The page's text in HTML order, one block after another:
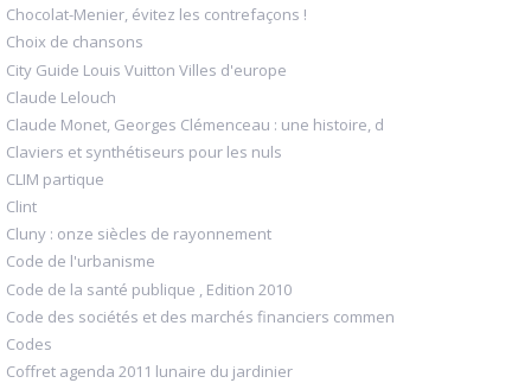
Chocolat-Menier, évitez les contrefaçons !
Choix de chansons
City Guide Louis Vuitton Villes d'europe
Claude Lelouch
Claude Monet, Georges Clémenceau : une histoire, d
Claviers et synthétiseurs pour les nuls
CLIM partique
Clint
Cluny : onze siècles de rayonnement
Code de l'urbanisme
Code de la santé publique , Edition 2010
Code des sociétés et des marchés financiers commen
Codes
Coffret agenda 2011 lunaire du jardinier